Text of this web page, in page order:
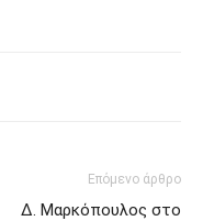
Επόμενο άρθρο
Δ. Μαρκόπουλος στο